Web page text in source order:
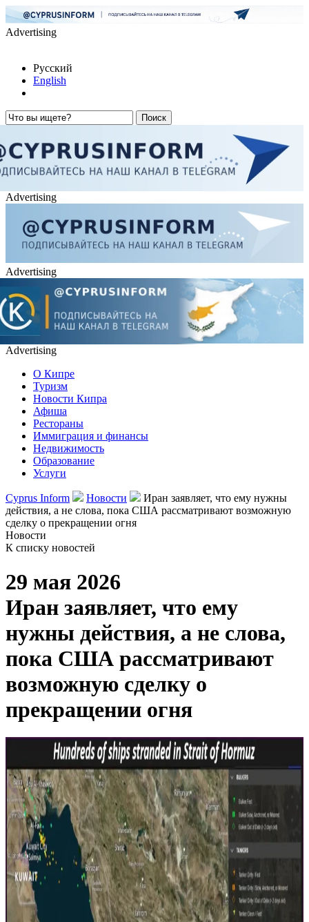
Advertising
Русский
English
Advertising
Advertising
Advertising
О Кипре
Туризм
Новости Кипра
Афиша
Рестораны
Иммиграция и финансы
Недвижимость
Образование
Услуги
Cyprus Inform Новости
Иран заявляет, что ему нужны
действия, а не слова, пока США рассматривают возможную
сделку о прекращении огня
Новости
К списку новостей
29 мая 2026
Иран заявляет, что ему
нужны действия, а не слова,
пока США рассматривают
возможную сделку о
прекращении огня